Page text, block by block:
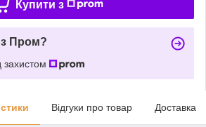
Купити з
з Пром?
захистом
Відгуки про товар Доставка